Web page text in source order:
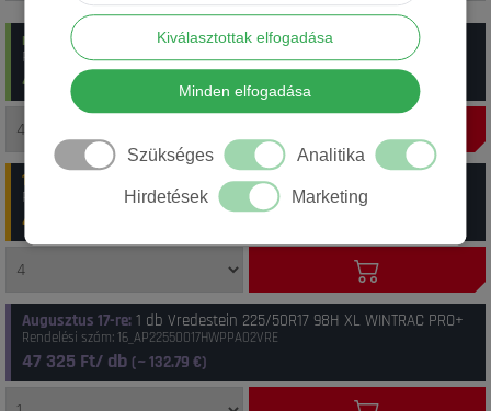
raktáron 4 db Vredestein 225/50R17 98H Wintrac Pro_Plus XL
Rendelési szám: 13_22550R17HWINPRP
44 990 Ft/ db 126.23€)
1-4 munkanap 20 db Vredestein 225/50R17 98H XL Wintrac Pro+
Rendelési szám: 41_8714692802782
45 090 Ft/ db
Augusztus 17-re: 1 db Vredestein 225/50R17 98H XL WINTRAC PRO+
Rendelési szám: 16_AP22550017HWPPA02VRE
47 325 Ft/ db (~ 132.79 €)
Kiválasztottak elfogadása
Minden elfogadása
Szükséges Analitika
Hirdetések Marketing